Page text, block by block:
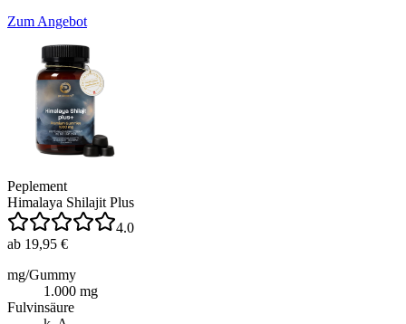
Zum Angebot
Peplement
Himalaya Shilajit Plus
4.0
ab 19,95 €
mg/Gummy
1.000 mg
Fulvinsäure